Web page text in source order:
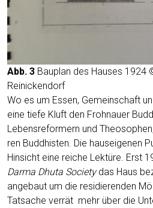
Abb. 3 Bau­plan des Hau­ses 1924
Reinickendorf
Wo es um Essen, Gemein­schaft
eine tie­fe Kluft den Froh­nau­er
Lebens­re­for­mern und
ren Bud­dhis­ten. Die haus­ei­ge­nen
Hin­sicht eine rei­che Lek­tü­re. Erst
Darma Dhu­ta Socie­tydas Haus
ange­baut um die resi­die­ren­den
Tat­sa­che ver­rät mehr über die